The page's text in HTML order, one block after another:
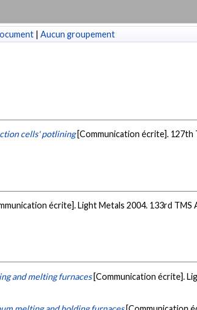
| Aucun groupement
cells' potlining [Communication écrite]. 127th
écrite]. Light Metals 2004. 133rd TMS
and melting furnaces [Communication écrite].